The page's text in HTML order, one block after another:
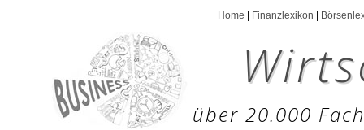
Home Finanzlexikon
über 20.000